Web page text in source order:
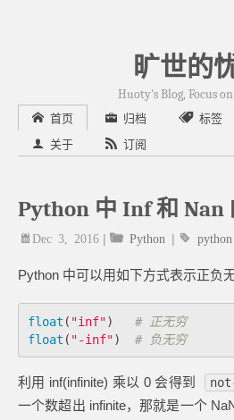
旷世的
Huoty's Blog, Focus
首页 归档 标签
关于 订阅
Python 中 Inf 和 Nan
Dec 3, 2016 | Python | python
Python 中可以用如下方式表示正负无
float ( "inf")
# 正无穷
float ( "-inf") # 负无穷
利用 inf(infinite) 乘以 0 会得到
一个数超出 infinite，那就是一个